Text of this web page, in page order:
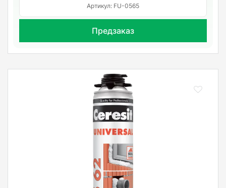
Артикул: FU-0565
Предзаказ